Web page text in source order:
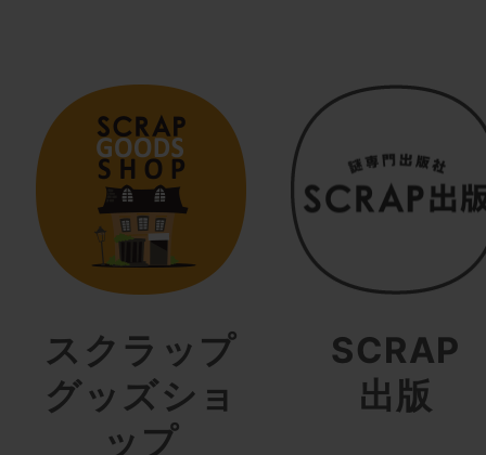
スクラップ
グッズショ
ップ
SCRAP
出版